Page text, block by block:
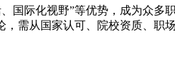
国际化视野”等优势，成为众多
，需从国家认可、院校资质、职